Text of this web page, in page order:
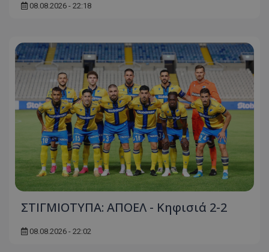
08.08.2026 - 22:18
ΣΤΙΓΜΙΟΤΥΠΑ: ΑΠΟΕΛ - Κηφισιά 2-2
08.08.2026 - 22:02